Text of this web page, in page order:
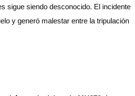
sigue siendo desconocido. El incidente
y generó malestar entre la tripulación